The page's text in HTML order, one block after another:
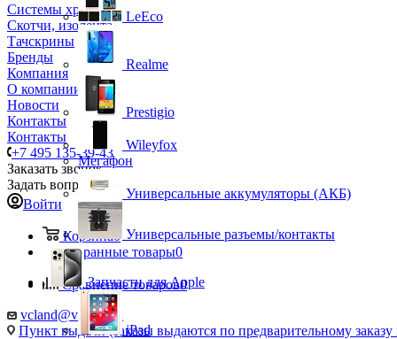
Системы хранения
Скотчи, изолента
Тачскрины
Бренды
Компания
О компании
Новости
Контакты
Контакты
+7 495 135-39-43
Заказать звонок
Задать вопрос
Войти
Корзина0
Избранные товары0
Сравнение товаров0
vcland@vcland.ru
Пункт выдачи (заказы выдаются по предварительному заказу
LeEco
Realme
Prestigio
Wileyfox
Мегафон
Универсальные аккумуляторы (АКБ)
Универсальные разъемы/контакты
Запчасти для Apple
iPad